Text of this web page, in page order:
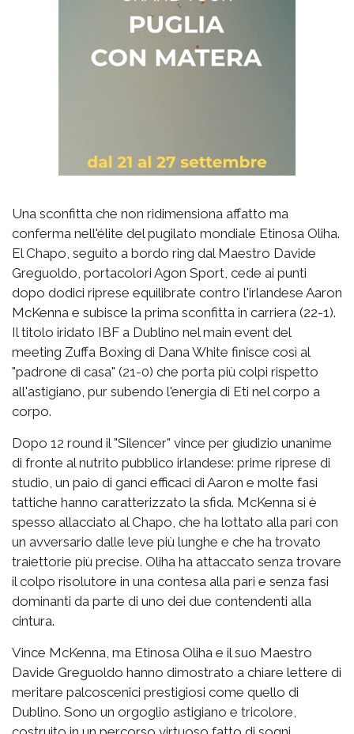
Una sconfitta che non ridimensiona affatto ma
conferma nell'élite del pugilato mondiale Etinosa Oliha.
El Chapo, seguito a bordo ring dal Maestro Davide
Greguoldo, portacolori Agon Sport, cede ai punti
dopo dodici riprese equilibrate contro l'irlandese Aaron
McKenna e subisce la prima sconfitta in carriera (22-1).
Il titolo iridato IBF a Dublino nel main event del
meeting Zuffa Boxing di Dana White finisce così al
"padrone di casa" (21-0) che porta più colpi rispetto
all'astigiano, pur subendo l'energia di Eti nel corpo a
corpo.
Dopo 12 round il "Silencer" vince per giudizio unanime
di fronte al nutrito pubblico irlandese: prime riprese di
studio, un paio di ganci efficaci di Aaron e molte fasi
tattiche hanno caratterizzato la sfida. McKenna si è
spesso allacciato al Chapo, che ha lottato alla pari con
un avversario dalle leve più lunghe e che ha trovato
traiettorie più precise. Oliha ha attaccato senza trovare
il colpo risolutore in una contesa alla pari e senza fasi
dominanti da parte di uno dei due contendenti alla
cintura.
Vince McKenna, ma Etinosa Oliha e il suo Maestro
Davide Greguoldo hanno dimostrato a chiare lettere di
meritare palcoscenici prestigiosi come quello di
Dublino. Sono un orgoglio astigiano e tricolore,